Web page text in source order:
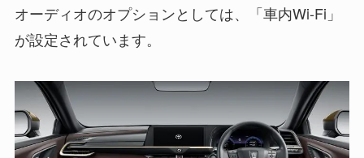
オーディオのオプションとしては、「車内Wi-Fi」
が設定されています。